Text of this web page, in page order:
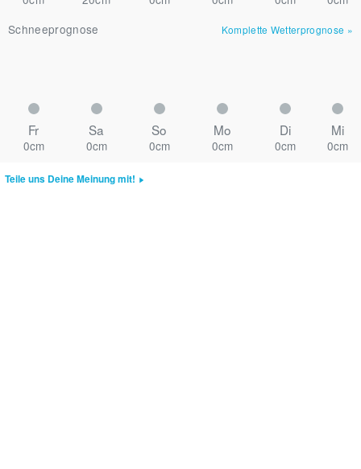
Schneeprognose
Komplette Wetterprognose »
Fr Sa So Mo Di Mi
0cm 0cm 0cm 0cm 0cm 0cm
Teile uns Deine Meinung mit!